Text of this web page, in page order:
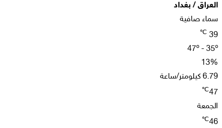
العراق / بغداد
سماء صافية
39
℃
47º - 35º
13%
6.79 كيلومتر/ساعة
47
℃
الجمعة
46
℃